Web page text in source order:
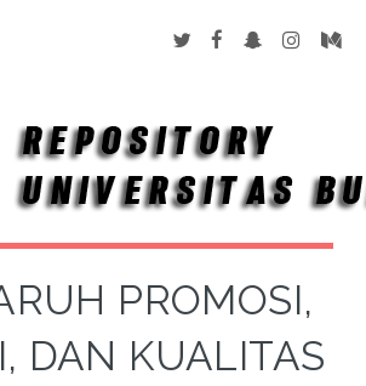
PROMOSI,
DAN KUALITAS